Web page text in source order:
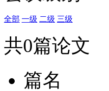
全部 一级 二级 三级
共0篇论文
篇名